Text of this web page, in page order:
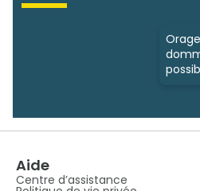
Aide
Centre d’assistance